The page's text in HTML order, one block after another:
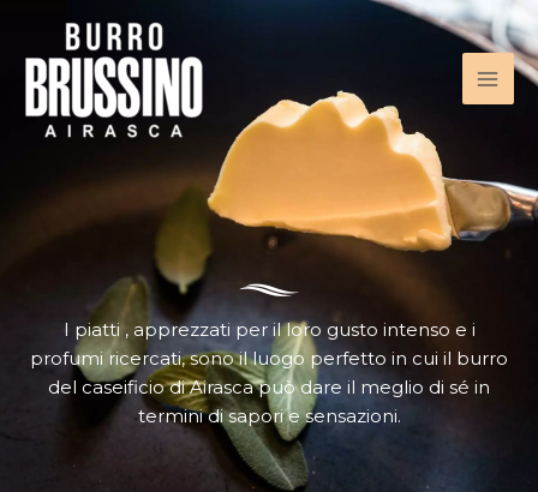
contenuto
I piatti , apprezzati per il loro gusto intenso e i
profumi ricercati, sono il luogo perfetto in cui il burro
del caseificio di Airasca può dare il meglio di sé in
termini di sapori e sensazioni.